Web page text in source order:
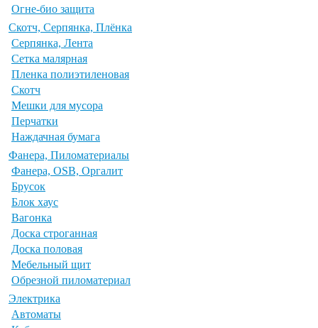
Огне-био защита
Скотч, Серпянка, Плёнка
Серпянка, Лента
Сетка малярная
Пленка полиэтиленовая
Скотч
Мешки для мусора
Перчатки
Наждачная бумага
Фанера, Пиломатериалы
Фанера, OSB, Оргалит
Брусок
Блок хаус
Вагонка
Доска строганная
Доска половая
Мебельный щит
Обрезной пиломатериал
Электрика
Автоматы